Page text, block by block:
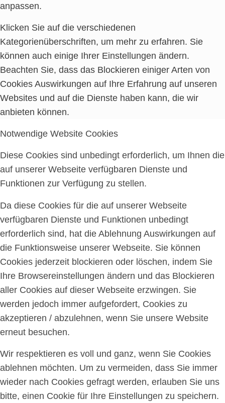
anpassen.
Klicken Sie auf die verschiedenen
Kategorienüberschriften, um mehr zu erfahren. Sie
können auch einige Ihrer Einstellungen ändern.
Beachten Sie, dass das Blockieren einiger Arten von
Cookies Auswirkungen auf Ihre Erfahrung auf unseren
Websites und auf die Dienste haben kann, die wir
anbieten können.
Notwendige Website Cookies
Diese Cookies sind unbedingt erforderlich, um Ihnen die
auf unserer Webseite verfügbaren Dienste und
Funktionen zur Verfügung zu stellen.
Da diese Cookies für die auf unserer Webseite
verfügbaren Dienste und Funktionen unbedingt
erforderlich sind, hat die Ablehnung Auswirkungen auf
die Funktionsweise unserer Webseite. Sie können
Cookies jederzeit blockieren oder löschen, indem Sie
Ihre Browsereinstellungen ändern und das Blockieren
aller Cookies auf dieser Webseite erzwingen. Sie
werden jedoch immer aufgefordert, Cookies zu
akzeptieren / abzulehnen, wenn Sie unsere Website
erneut besuchen.
Wir respektieren es voll und ganz, wenn Sie Cookies
ablehnen möchten. Um zu vermeiden, dass Sie immer
wieder nach Cookies gefragt werden, erlauben Sie uns
bitte, einen Cookie für Ihre Einstellungen zu speichern.